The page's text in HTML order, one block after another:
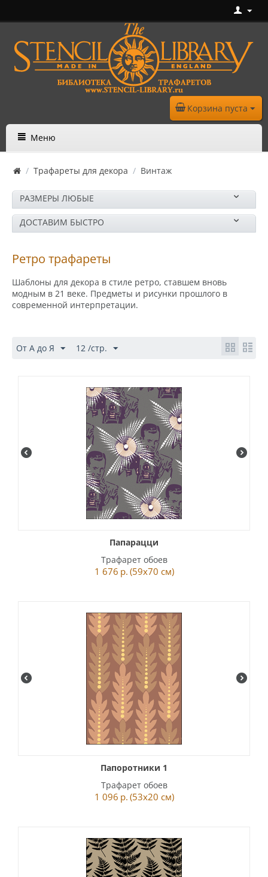
Корзина пуста
Меню
/ Трафареты для декора / Винтаж
РАЗМЕРЫ ЛЮБЫЕ
ДОСТАВИМ БЫСТРО
Ретро трафареты
Шаблоны для декора в стиле ретро, ставшем вновь
модным в 21 веке. Предметы и рисунки прошлого в
современной интерпретации.
От А до Я 12 /стр.
Папарацци
Трафарет обоев
1 676 р. (59x70 см)
Папоротники 1
Трафарет обоев
1 096 р. (53x20 см)